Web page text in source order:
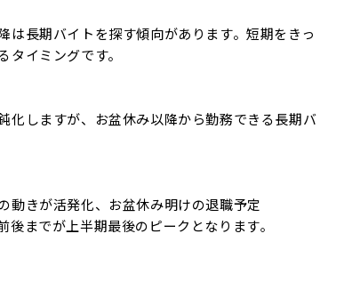
は長期バイトを探す傾向があります。短期をきっ
イミングです。
化しますが、お盆休み以降から勤務できる長期バ
動きが活発化、お盆休み明けの退職予定
後までが上半期最後のピークとなります｡